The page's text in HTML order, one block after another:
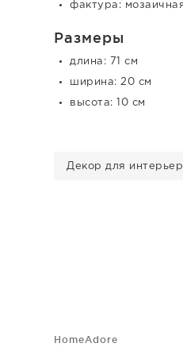
фактура:
Размеры
длина: 71 см
ширина: 20 см
высота: 10 см
Декор для
HomeAdore